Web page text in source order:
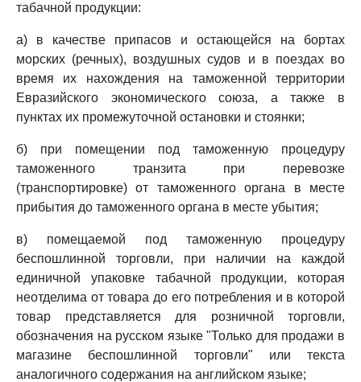
табачной продукции:
а) в качестве припасов и остающейся на бортах
морских (речных), воздушных судов и в поездах во
время их нахождения на таможенной территории
Евразийского экономического союза, а также в
пунктах их промежуточной остановки и стоянки;
б) при помещении под таможенную процедуру
таможенного транзита при перевозке
(транспортировке) от таможенного органа в месте
прибытия до таможенного органа в месте убытия;
в) помещаемой под таможенную процедуру
беспошлинной торговли, при наличии на каждой
единичной упаковке табачной продукции, которая
неотделима от товара до его потребления и в которой
товар представляется для розничной торговли,
обозначения на русском языке "Только для продажи в
магазине беспошлинной торговли" или текста
аналогичного содержания на английском языке;